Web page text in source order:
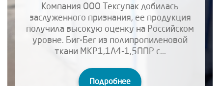
Компания ООО Тексупак добилась
заслуженного признания, ее продукция
получила высокую оценку на Российском
уровне. Биг-Бег из полипропиленовой
ткани МКР1,1Л4-1,5ППР с...
Подробнее